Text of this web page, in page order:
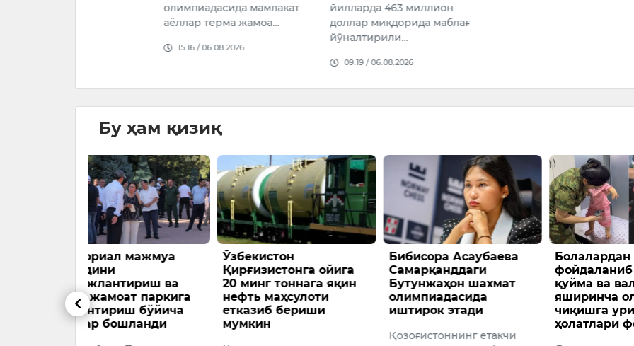
олимпиадасида мамлакат
аёллар терма жамоа…
15:16 / 06.08.2026
йилларда 463 миллион
доллар миқдорида маблағ
йўналтирили…
09:19 / 06.08.2026
Бу ҳам қизиқ
Ўзбекистон
Қирғизистонга ойига
20 минг тоннага яқин
нефть маҳсулоти
етказиб бериши
мумкин
Бибисора Асаубаева
Самарқанддаги
Бутунжаҳон шахмат
олимпиадасида
иштирок этади
Болалардан
фойдаланиб олтин
қуйма ва валютани
яширинча олиб
чиқишга уриниш
ҳолатлари фош этилди